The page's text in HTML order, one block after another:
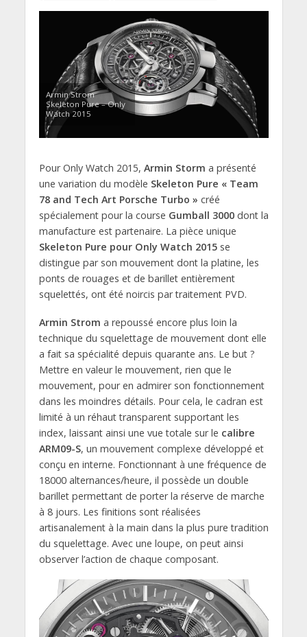
Armin Strom
Skeleton Pure – Only
Watch 2015
Pour Only Watch 2015, Armin Storm a présenté
une variation du modèle Skeleton Pure « Team
78 and Tech Art Porsche Turbo » créé
spécialement pour la course Gumball 3000dont la
manufacture est partenaire. La pièce unique
Skeleton Pure pour Only Watch 2015se
distingue par son mouvement dont la platine, les
ponts de rouages et de barillet entièrement
squelettés, ont été noircis par traitement PVD.
Armin Strom a repoussé encore plus loin la
technique du squelettage de mouvement dont elle
a fait sa spécialité depuis quarante ans. Le but ?
Mettre en valeur le mouvement, rien que le
mouvement, pour en admirer son fonctionnement
dans les moindres détails. Pour cela, le cadran est
limité à un réhaut transparent supportant les
index, laissant ainsi une vue totale sur le calibre
ARM09-S, un mouvement complexe développé et
conçu en interne. Fonctionnant à une fréquence de
18000 alternances/heure, il possède un double
barillet permettant de porter la réserve de marche
à 8 jours. Les finitions sont réalisées
artisanalement à la main dans la plus pure tradition
du squelettage. Avec une loupe, on peut ainsi
observer l’action de chaque composant.